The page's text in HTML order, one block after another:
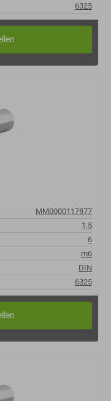
6325
MM0000117877
1,5
6
m6
DIN
6325